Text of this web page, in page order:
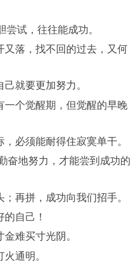
试，往往能成功。
落，找不回的过去，又何
就要更加努力。
个觉醒期，但觉醒的早晚
必须能耐得住寂寞单干。
地努力，才能尝到成功的
再拼，成功向我们招手。
自己！
难买寸光阴。
通明。